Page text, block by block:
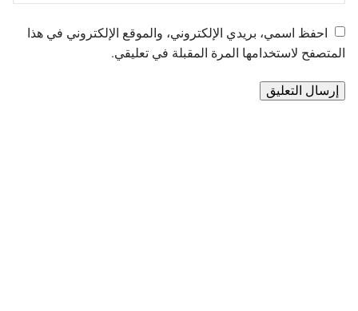
احفظ اسمي، بريدي الإلكتروني، والموقع الإلكتروني في هذا
المتصفح لاستخدامها المرة المقبلة في تعليقي.